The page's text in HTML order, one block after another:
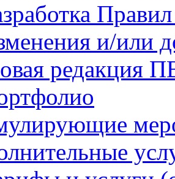
и/или
редакция